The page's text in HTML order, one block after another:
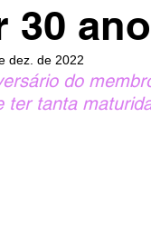
30
dez. de 2022
do
ter tanta